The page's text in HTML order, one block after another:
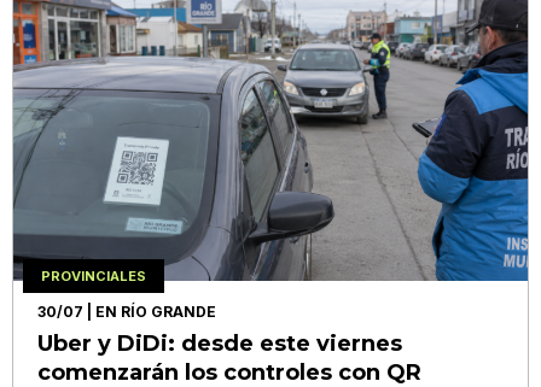
PROVINCIALES
30/07 | EN RÍO GRANDE
Uber y DiDi: desde este viernes
comenzarán los controles con QR